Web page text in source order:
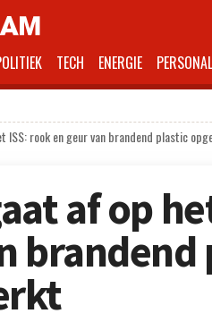
TECH ENERGIE
ISS: rook en geur van brandend plastic
af op
brandend